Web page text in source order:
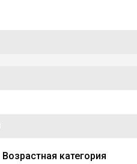
Возрастная категория